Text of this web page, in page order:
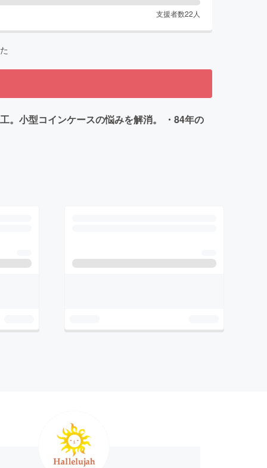
支援者数22 人
。小型コインケースの悩みを解消。 ・84年の